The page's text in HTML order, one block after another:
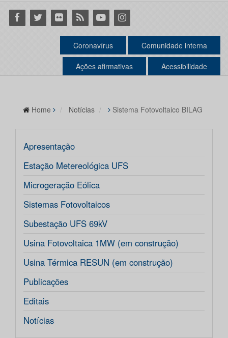
Facebook
Twitter Flickr RSS YoutubeInstagram
Coronavírus Comunidade interna
Ações afirmativas Acessibilidade
Home Notícias Sistema Fotovoltaico BILAG
Apresentação
Estação Metereológica UFS
Microgeração Eólica
Sistemas Fotovoltaicos
Subestação UFS 69kV
Usina Fotovoltaica 1MW (em construção)
Usina Térmica RESUN (em construção)
Publicações
Editais
Notícias